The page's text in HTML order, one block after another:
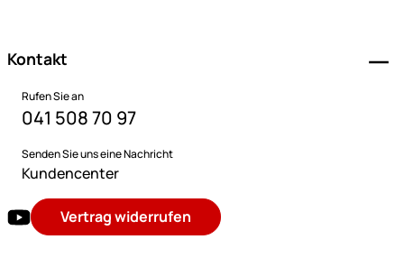
Kontakt
Rufen Sie an
041 508 70 97
Senden Sie uns eine Nachricht
Kundencenter
Vertrag widerrufen